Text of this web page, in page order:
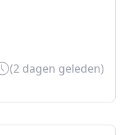
(2 dagen geleden)